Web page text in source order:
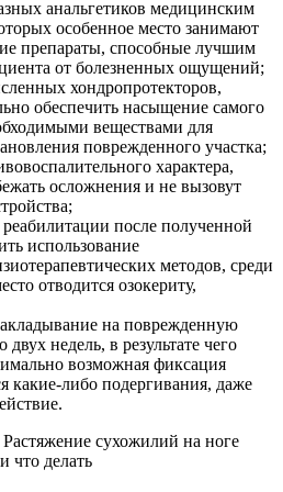
анальгетиков медицинским
особенное место занимают
препараты, способные лучшим
от болезненных ощущений;
хондропротекторов,
обеспечить насыщение самого
веществами для
поврежденного участка;
характера,
осложнения и не вызовут
реабилитации после полученной
использование
методов, среди
отводится озокериту,
на поврежденную
недель, в результате чего
возможная фиксация
какие-либо подергивания, даже
сухожилий на ноге
что делать